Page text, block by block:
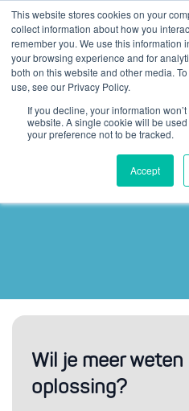
This website stores cookies on your
collect information about how you
remember you. We use this information
your browsing experience and for
both on this website and other media.
use, see our Privacy Policy.
If you decline, your information
website. A single cookie will be
your preference not to be tracked.
Accept
Wil je meer
oplossing?